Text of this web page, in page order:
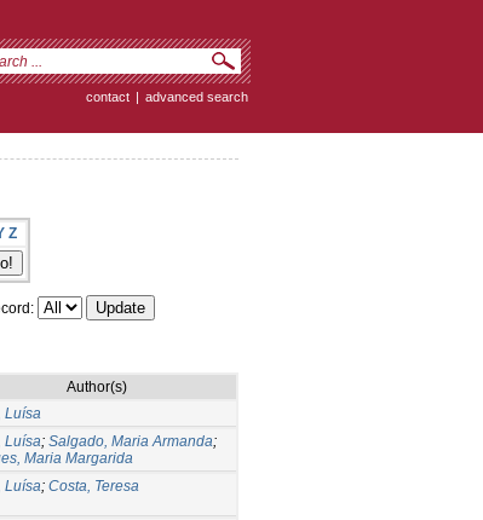
contact | advanced search
Z
Author(s)
Luísa
Luísa; Salgado, Maria Armanda;
Maria Margarida
Luísa; Costa, Teresa